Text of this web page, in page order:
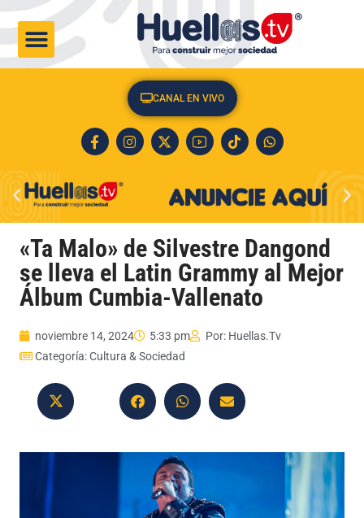
CANAL EN VIVO
«Ta Malo» de Silvestre Dangond
se lleva el Latin Grammy al Mejor
Álbum Cumbia-Vallenato
noviembre 14, 2024 5:33 pm Por: Huellas.Tv
Categoría:Cultura & Sociedad